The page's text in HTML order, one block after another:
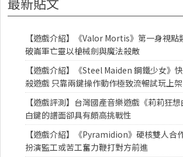
【遊戲介紹】《Valor Mortis》第一身視點
破崙軍亡靈以槍械劍與魔法殺敵
【遊戲介紹】《Steel Maiden 鋼鐵少女》
殺遊戲 只靠兩鍵操作動作極致流暢試玩上
【遊戲評測】台灣國產音樂遊戲《莉莉狂
白鍵的譜面卻具有頗高挑戰性
【遊戲介紹】《Pyramidion》硬核雙人合
扮演監工或苦工奮力鞭打對方前進